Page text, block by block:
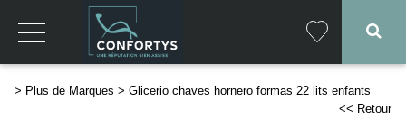
> Plus de Marques > Glicerio chaves hornero formas 22 lits enfants
<< Retour